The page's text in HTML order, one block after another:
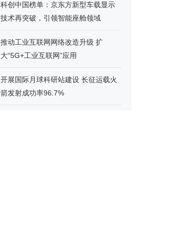
科创中国榜单：京东方新型车载显示
技术再突破，引领智能座舱领域
推动工业互联网网络改造升级 扩
大“5G+工业互联网”应用
开展国际月球科研站建设 长征运载火
箭发射成功率96.7%